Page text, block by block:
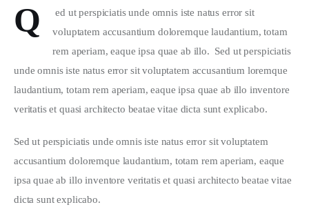
Q
ed ut perspiciatis unde omnis iste natus error sit
voluptatem accusantium doloremque laudantium, totam
rem aperiam, eaque ipsa quae ab illo.  Sed ut perspiciatis
unde omnis iste natus error sit voluptatem accusantium loremque
laudantium, totam rem aperiam, eaque ipsa quae ab illo inventore
veritatis et quasi architecto beatae vitae dicta sunt explicabo.
Sed ut perspiciatis unde omnis iste natus error sit voluptatem
accusantium doloremque laudantium, totam rem aperiam, eaque
ipsa quae ab illo inventore veritatis et quasi architecto beatae vitae
dicta sunt explicabo.